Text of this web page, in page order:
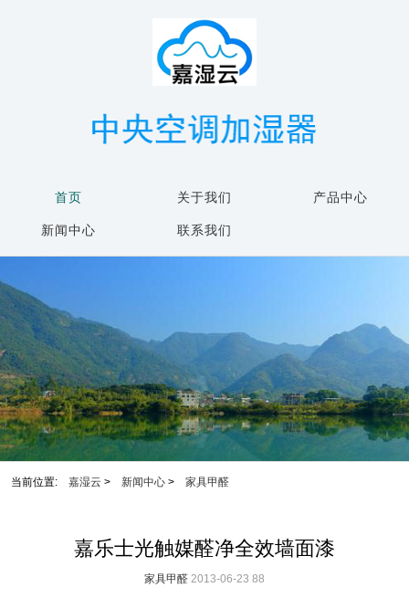
首页 关于我们 产品中心
新闻中心 联系我们
当前位置: 嘉湿云 > 新闻中心 > 家具甲醛
嘉乐士光触媒醛净全效墙面漆
家具甲醛 2013-06-23 88